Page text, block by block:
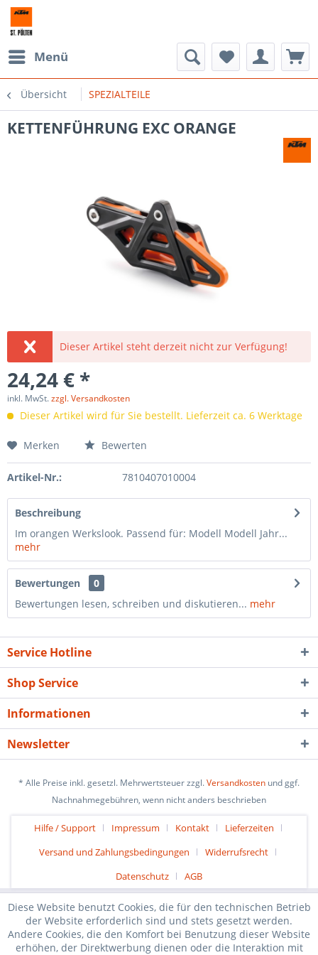
Menü
Übersicht SPEZIALTEILE
KETTENFÜHRUNG EXC ORANGE
Dieser Artikel steht derzeit nicht zur Verfügung!
24,24 € *
inkl. MwSt.zzgl. Versandkosten
Dieser Artikel wird für Sie bestellt. Lieferzeit ca. 6 Werktage
Merken Bewerten
Artikel-Nr.: 7810407010004
Beschreibung
Im orangen Werkslook. Passend für: Modell Modell Jahr...
mehr
Bewertungen
0
Bewertungen lesen, schreiben und diskutieren... mehr
Service Hotline
Shop Service
Informationen
Newsletter
* Alle Preise inkl. gesetzl. Mehrwertsteuer zzgl.Versandkosten und ggf.
Nachnahmegebühren, wenn nicht anders beschrieben
Hilfe / Support Impressum Kontakt
Lieferzeiten
Versand und Zahlungsbedingungen
Widerrufsrecht
Datenschutz
AGB
Diese Website benutzt Cookies, die für den technischen Betrieb
der Website erforderlich sind und stets gesetzt werden.
Andere Cookies, die den Komfort bei Benutzung dieser Website
erhöhen, der Direktwerbung dienen oder die Interaktion mit